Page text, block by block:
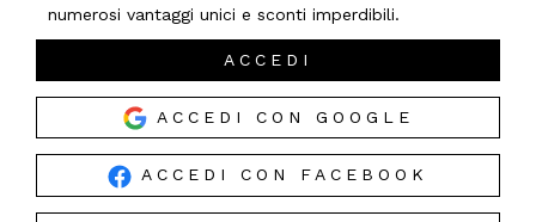
numerosi vantaggi unici e sconti imperdibili.
ACCEDI
ACCEDI CON GOOGLE
ACCEDI CON FACEBOOK